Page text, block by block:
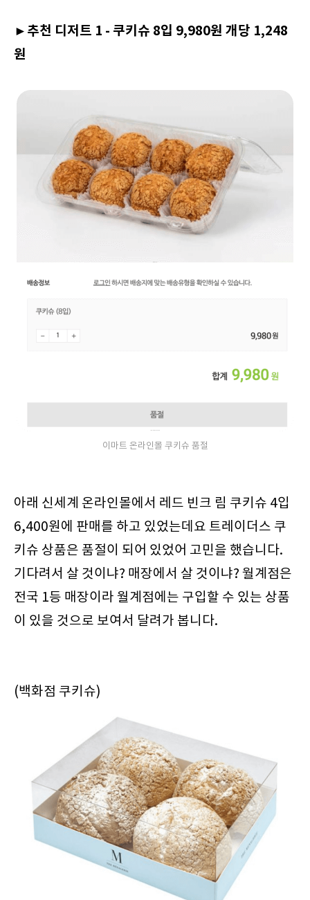
►추천 디저트 1 - 쿠키슈 8입 9,980원 개당 1,248
원
이마트 온라인몰 쿠키슈 품절
아래 신세계 온라인몰에서 레드 빈크 림 쿠키슈 4입
6,400원에 판매를 하고 있었는데요 트레이더스 쿠
키슈 상품은 품절이 되어 있었어 고민을 했습니다.
기다려서 살 것이냐? 매장에서 살 것이냐? 월계점은
전국 1등 매장이라 월계점에는 구입할 수 있는 상품
이 있을 것으로 보여서 달려가 봅니다.
(백화점 쿠키슈)